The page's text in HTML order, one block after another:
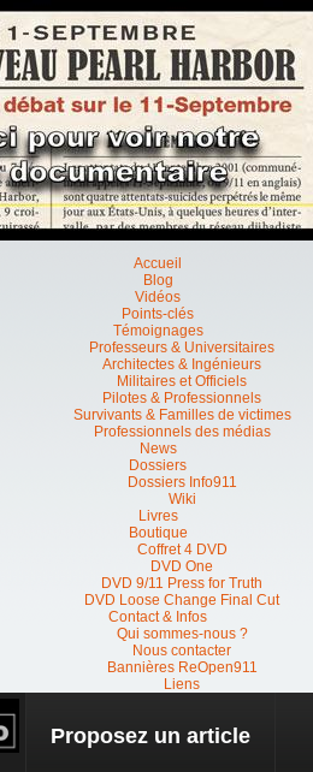
Accueil
Blog
Vidéos
Points-clés
Témoignages
Professeurs & Universitaires
Architectes & Ingénieurs
Militaires et Officiels
Pilotes & Professionnels
Survivants & Familles de victimes
Professionnels des médias
News
Dossiers
Dossiers Info911
Wiki
Livres
Boutique
Coffret 4 DVD
DVD One
DVD 9/11 Press for Truth
DVD Loose Change Final Cut
Contact & Infos
Qui sommes-nous ?
Nous contacter
Bannières ReOpen911
Liens
Proposez un article